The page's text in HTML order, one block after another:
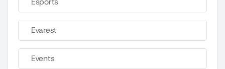
Evarest
Events